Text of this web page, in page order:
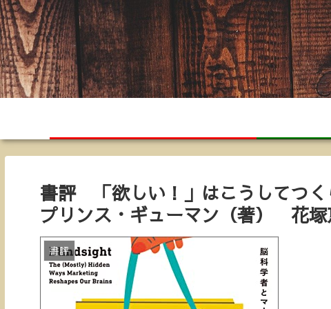
書評 「欲しい！」はこうしてつ
プリンス・ギューマン（著） 花
書評